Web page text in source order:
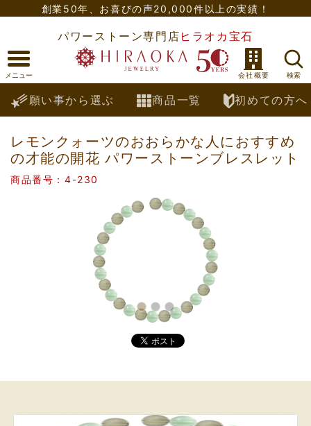
創業50年、 お喜びの声20,000件以上の実績！
パワーストーン専門店 ヒラオカ宝石
願い事から選ぶ 商品一覧 初めての方へ
レモンクォーツのおおらかな人におすすめ
の才能の開花 パワーストーンブレスレット
商品番号：4-230